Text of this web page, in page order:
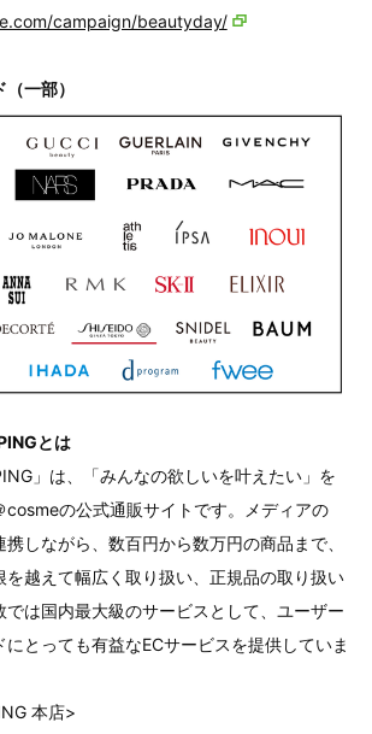
campaign/beautyday/
一部）
とは
」は、「みんなの欲しいを叶えたい」を
cosmeの公式通販サイトです。メディアの
しながら、数百円から数万円の商品まで、
を越えて幅広く取り扱い、正規品の取り扱い
では国内最大級のサービスとして、ユーザー
とっても有益なECサービスを提供していま
本店>